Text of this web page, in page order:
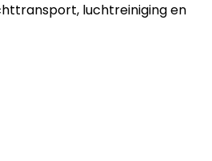
luchtreiniging en